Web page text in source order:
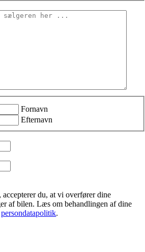
Fornavn
Efternavn
du, at vi overfører dine
af bilen. Læs om behandlingen af dine
persondatapolitik.